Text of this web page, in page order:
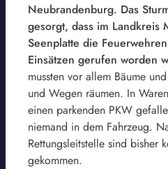
Neubrandenburg. Das
gesorgt, dass im Landkreis
Seenplatte die
Einsätzen gerufen worden
mussten vor allem Bäume
und Wegen räumen. In
einen parkenden PKW
niemand in dem Fahrzeug.
Rettungsleitstelle sind bisher
gekommen.